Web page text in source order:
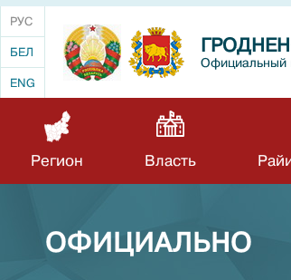
РУС
БЕЛ
ENG
Официальный
Регион Власть
ОФИЦИАЛЬНО